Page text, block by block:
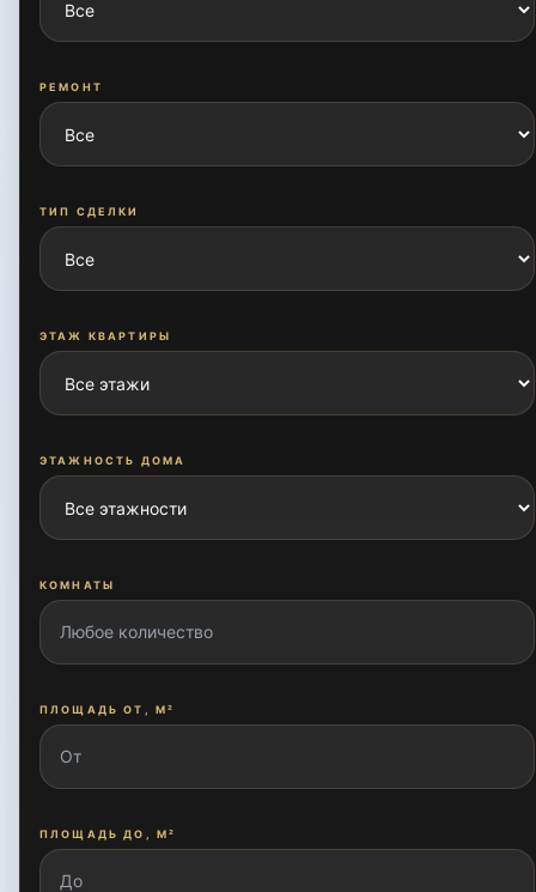
Дустлик
Кадышева массив
Лисунова
РЕМОНТ
ТИП СДЕЛКИ
ЭТАЖ КВАРТИРЫ
ЭТАЖНОСТЬ ДОМА
КОМНАТЫ
ПЛОЩАДЬ ОТ, М²
ПЛОЩАДЬ ДО, М²